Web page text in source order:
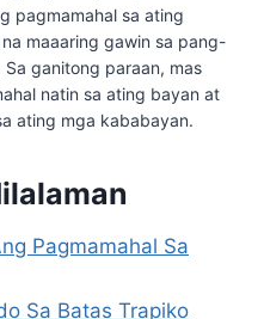
pagmamahal sa ating
maaaring gawin sa pang-
ganitong paraan, mas
natin sa ating bayan at
ating mga kababayan.
Pagmamahal Sa
Sa Batas Trapiko